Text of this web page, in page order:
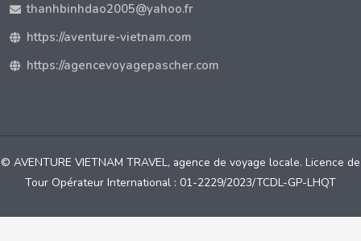
thanhbinhdao2005@yahoo.fr
https://aventure-vietnam.com
https://agencevoyagepascher.com
© AVENTURE VIETNAM TRAVEL, agence de voyage locale. Licence de
Tour Opérateur International : 01-2229/2023/TCDL-GP-LHQT